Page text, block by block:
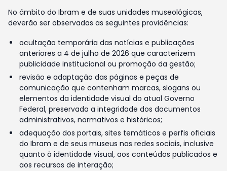
No âmbito do Ibram e de suas unidades museológicas,
deverão ser observadas as seguintes providências:
ocultação temporária das notícias e publicações
anteriores a 4 de julho de 2026 que caracterizem
publicidade institucional ou promoção da gestão;
revisão e adaptação das páginas e peças de
comunicação que contenham marcas, slogans ou
elementos da identidade visual do atual Governo
Federal, preservada a integridade dos documentos
administrativos, normativos e históricos;
adequação dos portais, sites temáticos e perfis oficiais
do Ibram e de seus museus nas redes sociais, inclusive
quanto à identidade visual, aos conteúdos publicados e
aos recursos de interação;